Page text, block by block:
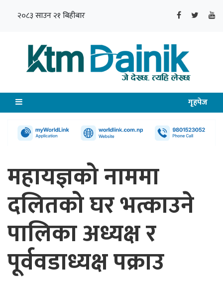
२०८३ साउन २१ बिहीबार
गृहपेज
महायज्ञको नाममा
दलितको घर भत्काउने
पालिका अध्यक्ष र
पूर्ववडाध्यक्ष पक्राउ